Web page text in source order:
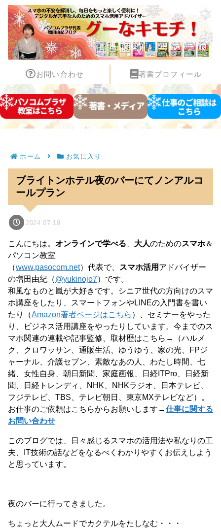
お問い合わせ 著書プロフィール
ホーム お気に入り
ブライトンホテル夜のバーにてノンアルコ
ールプラン
2024.07.19
こんにちは。 オンラインで学べる 大人のためのスマホ＆
パソコン教室
（www.pasocom.net）代表で、 スマホ活用 アドバイザー
の増田由紀（@yukinojo7）です。
和風なものと嵐が大好きです。シニア世代の方向けのスマ
ホ講座をしたり、スマートフォンやLINEの入門書を書い
たり（Amazon著者ページはこちら ）、セミナーをやった
り、ビジネス活用講座をやったりしています。今までのス
マホ関連の連載や記事監修、取材歴はこちら→（ハルメ
ク、クロワッサン、通販生活、ゆうゆう、家の光、FPジ
ャーナル、介護セブン、素敵なあの人、わたし時間、七
緒、女性自身、朝日新聞、家庭画報、日経ITPro、日経新
聞、日経トレンディ、NHK、NHKラジオ、日本テレビ、
フジテレビ、TBS、テレビ朝日、東京MXテレビなど）。
お仕事のご依頼はこちらからお願いします→仕事に関する
お問い合わせ
このブログでは、日々感じるスマホの活用法や私なりの工
夫、IT技術の話などをなるべくわかりやすくお伝えしよう
と思っています。
夜のバーに行ってきました。
ちょっと大人ムードでカクテルをたしなむ・・・